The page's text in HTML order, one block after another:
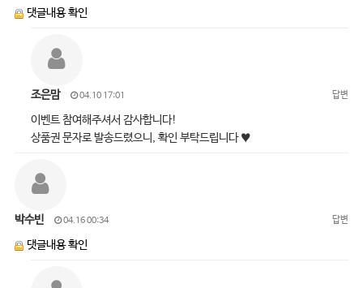
댓글내용 확인
조은맘 04.10 17:01 답변
이벤트 참여해주셔서 감사합니다!
상품권 문자로 발송드렸으니, 확인 부탁드립니다 ♥
박수빈 04.16 00:34 답변
댓글내용 확인